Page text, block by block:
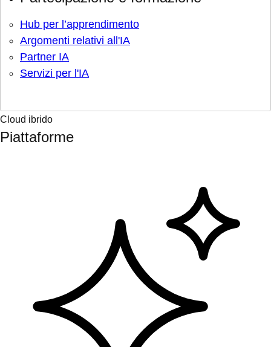
Hub per l’apprendimento
Argomenti relativi all'IA
Partner IA
Servizi per l'IA
Cloud ibrido
Piattaforme